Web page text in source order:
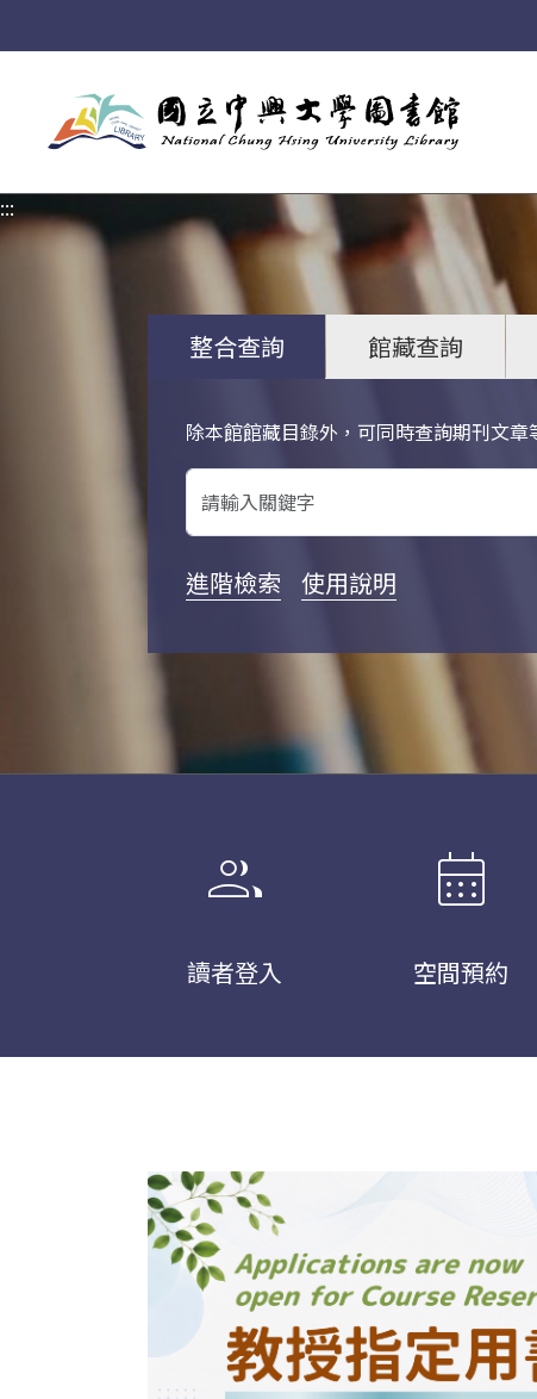
:::
整合查詢 館藏查詢
除本館館藏目錄外，可同時查詢期刊文章
關鍵字搜尋
進階檢索 使用說明
group
讀者登入
calendar_month
空間預約